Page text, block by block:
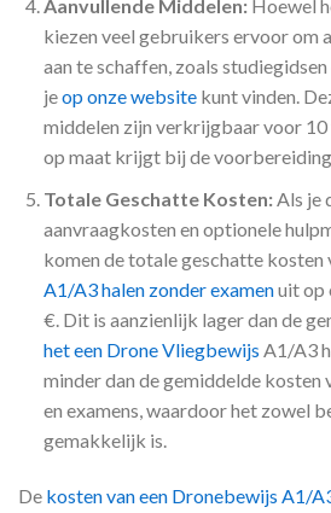
Aanvullende Middelen: Hoewel
kiezen veel gebruikers ervoor om
aan te schaffen, zoals
jeop onze websitekunt vinden.
middelen zijn verkrijgbaar voor
op maat krijgt bij de
Totale Geschatte Kosten:Als je
aanvraagkosten en optionele
komen de totale geschatte kosten
A1/A3 halen zonder examenuit op
€. Dit is aanzienlijk lager dan de
het een Drone Vliegbewijs A1/A3
minder dan de gemiddelde kosten
en examens, waardoor het zowel
gemakkelijk is.
De kosten van een Dronebewijs A1/